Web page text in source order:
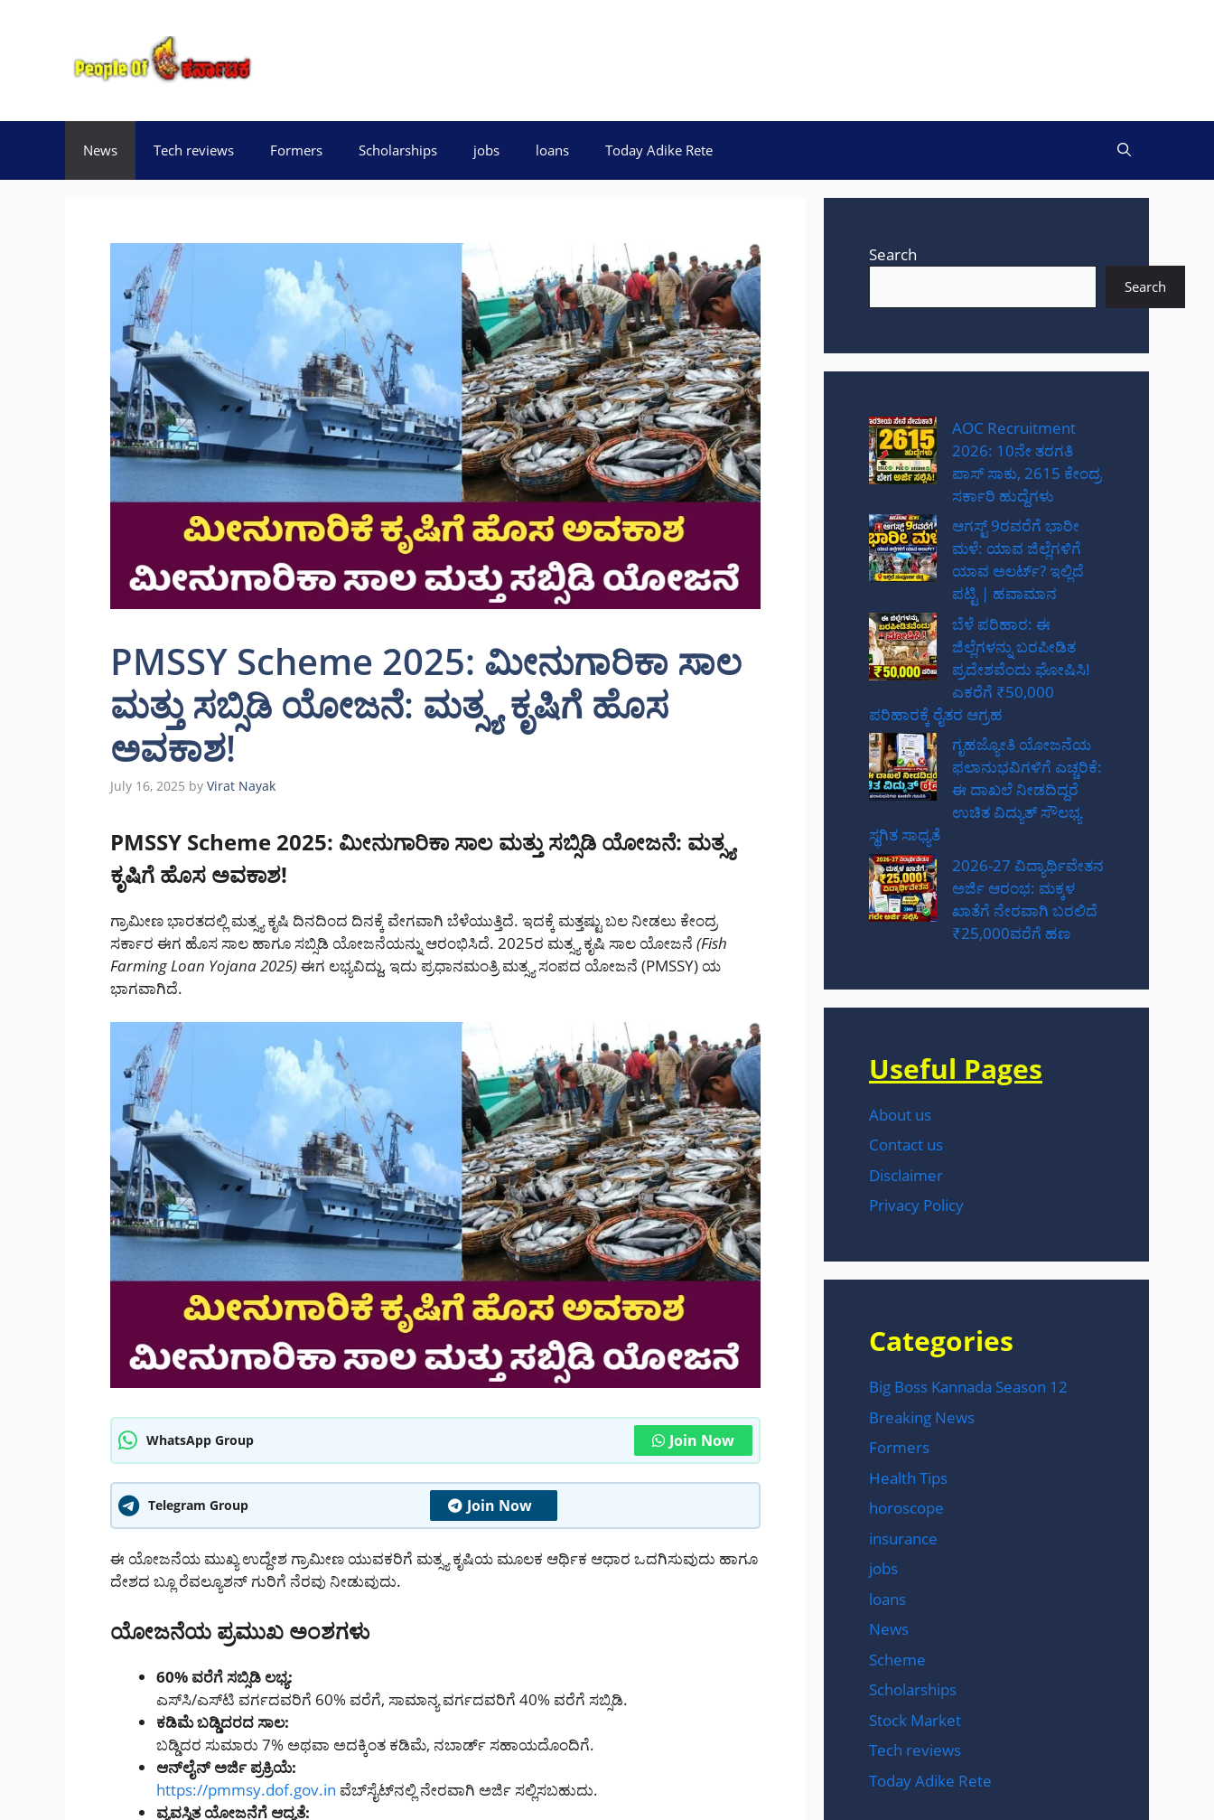
News Tech reviews Formers Scholarships jobs loans Today Adike Rete
PMSSY Scheme 2025: ಮೀನುಗಾರಿಕಾ ಸಾಲ
ಮತ್ತು ಸಬ್ಸಿಡಿ ಯೋಜನೆ: ಮತ್ಸ್ಯ ಕೃಷಿಗೆ ಹೊಸ
ಅವಕಾಶ!
July 16, 2025 by Virat Nayak
PMSSY Scheme 2025: ಮೀನುಗಾರಿಕಾ ಸಾಲ ಮತ್ತು ಸಬ್ಸಿಡಿ ಯೋಜನೆ: ಮತ್ಸ್ಯ
ಕೃಷಿಗೆ ಹೊಸ ಅವಕಾಶ!
ಗ್ರಾಮೀಣ ಭಾರತದಲ್ಲಿ ಮತ್ಸ್ಯ ಕೃಷಿ ದಿನದಿಂದ ದಿನಕ್ಕೆ ವೇಗವಾಗಿ ಬೆಳೆಯುತ್ತಿದೆ. ಇದಕ್ಕೆ ಮತ್ತಷ್ಟು ಬಲ ನೀಡಲು ಕೇಂದ್ರ
ಸರ್ಕಾರ ಈಗ ಹೊಸ ಸಾಲ ಹಾಗೂ ಸಬ್ಸಿಡಿ ಯೋಜನೆಯನ್ನು ಆರಂಭಿಸಿದೆ. 2025ರ ಮತ್ಸ್ಯ ಕೃಷಿ ಸಾಲ ಯೋಜನೆ (Fish
Farming Loan Yojana 2025)ಈಗ ಲಭ್ಯವಿದ್ದು, ಇದು ಪ್ರಧಾನಮಂತ್ರಿ ಮತ್ಸ್ಯ ಸಂಪದ ಯೋಜನೆ (PMSSY) ಯ
ಭಾಗವಾಗಿದೆ.
WhatsApp Group Join Now
Telegram Group Join Now
ಈ ಯೋಜನೆಯ ಮುಖ್ಯ ಉದ್ದೇಶ ಗ್ರಾಮೀಣ ಯುವಕರಿಗೆ ಮತ್ಸ್ಯ ಕೃಷಿಯ ಮೂಲಕ ಆರ್ಥಿಕ ಆಧಾರ ಒದಗಿಸುವುದು ಹಾಗೂ
ದೇಶದ ಬ್ಲೂ ರೆವಲ್ಯೂಶನ್ ಗುರಿಗೆ ನೆರವು ನೀಡುವುದು.
ಯೋಜನೆಯ ಪ್ರಮುಖ ಅಂಶಗಳು
60% ವರೆಗೆ ಸಬ್ಸಿಡಿ ಲಭ್ಯ:
ಎಸ್‌ಸಿ/ಎಸ್‌ಟಿ ವರ್ಗದವರಿಗೆ 60% ವರೆಗೆ, ಸಾಮಾನ್ಯ ವರ್ಗದವರಿಗೆ 40% ವರೆಗೆ ಸಬ್ಸಿಡಿ.
ಕಡಿಮೆ ಬಡ್ಡಿದರದ ಸಾಲ:
ಬಡ್ಡಿದರ ಸುಮಾರು 7% ಅಥವಾ ಅದಕ್ಕಿಂತ ಕಡಿಮೆ, ನಬಾರ್ಡ್ ಸಹಾಯದೊಂದಿಗೆ.
ಆನ್‌ಲೈನ್ ಅರ್ಜಿ ಪ್ರಕ್ರಿಯೆ:
https://pmmsy.dof.gov.in ವೆಬ್‌ಸೈಟ್‌ನಲ್ಲಿ ನೇರವಾಗಿ ಅರ್ಜಿ ಸಲ್ಲಿಸಬಹುದು.
ವ್ಯವಸ್ಥಿತ ಯೋಜನೆಗೆ ಆದ್ಯತೆ:
Search
Search
AOC Recruitment
2026: 10ನೇ ತರಗತಿ
ಪಾಸ್ ಸಾಕು, 2615 ಕೇಂದ್ರ
ಸರ್ಕಾರಿ ಹುದ್ದೆಗಳು
ಆಗಸ್ಟ್ 9ರವರೆಗೆ ಭಾರೀ
ಮಳೆ: ಯಾವ ಜಿಲ್ಲೆಗಳಿಗೆ
ಯಾವ ಅಲರ್ಟ್? ಇಲ್ಲಿದೆ
ಪಟ್ಟಿ | ಹವಾಮಾನ
ಬೆಳೆ ಪರಿಹಾರ: ಈ
ಜಿಲ್ಲೆಗಳನ್ನು ಬರಪೀಡಿತ
ಪ್ರದೇಶವೆಂದು ಘೋಷಿಸಿ!
ಎಕರೆಗೆ ₹50,000
ಪರಿಹಾರಕ್ಕೆ ರೈತರ ಆಗ್ರಹ
ಗೃಹಜ್ಯೋತಿ ಯೋಜನೆಯ
ಫಲಾನುಭವಿಗಳಿಗೆ ಎಚ್ಚರಿಕೆ:
ಈ ದಾಖಲೆ ನೀಡದಿದ್ದರೆ
ಉಚಿತ ವಿದ್ಯುತ್ ಸೌಲಭ್ಯ
ಸ್ಥಗಿತ ಸಾಧ್ಯತೆ
2026-27 ವಿದ್ಯಾರ್ಥಿವೇತನ
ಅರ್ಜಿ ಆರಂಭ: ಮಕ್ಕಳ
ಖಾತೆಗೆ ನೇರವಾಗಿ ಬರಲಿದೆ
₹25,000ವರೆಗೆ ಹಣ
Useful Pages
About us
Contact us
Disclaimer
Privacy Policy
Categories
Big Boss Kannada Season 12
Breaking News
Formers
Health Tips
horoscope
insurance
jobs
loans
News
Scheme
Scholarships
Stock Market
Tech reviews
Today Adike Rete